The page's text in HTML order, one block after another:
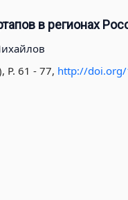
в регионах
P. 61 - 77, http://